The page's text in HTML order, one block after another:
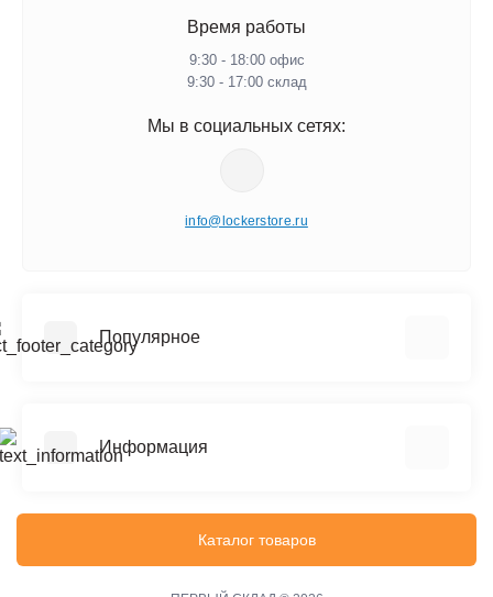
Время работы
9:30 - 18:00 офис
9:30 - 17:00 склад
Мы в социальных сетях:
info@lockerstore.ru
Популярное
Архивные стеллажи (до 150 кг на полку)
Офисные сейфы
Информация
Политика конфиденциальности
Информация о доставке
Каталог товаров